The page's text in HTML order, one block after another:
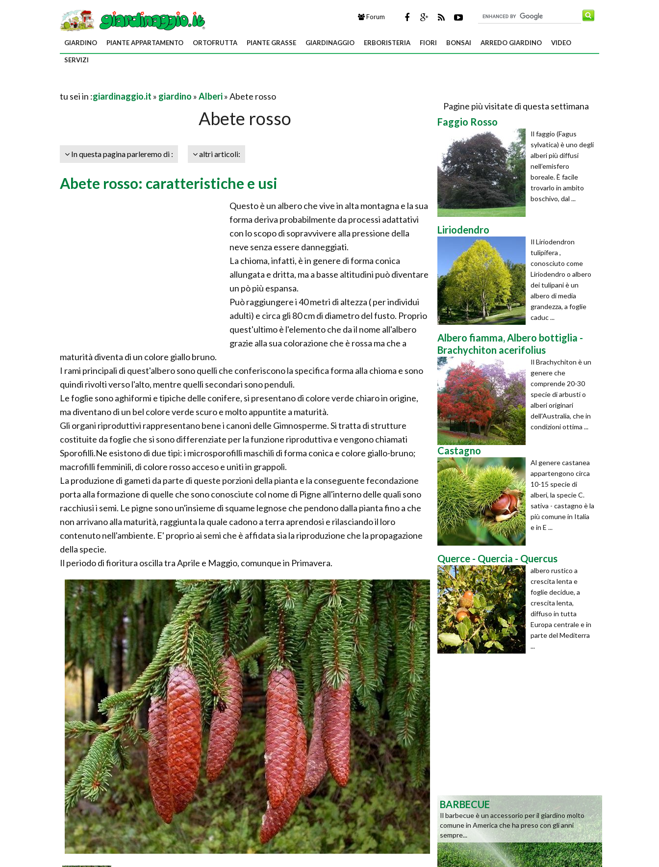
Forum
GIARDINO PIANTE APPARTAMENTO ORTOFRUTTA PIANTE GRASSE GIARDINAGGIO ERBORISTERIA FIORI BONSAI ARREDO GIARDINO VIDEO
SERVIZI
tu sei in :giardinaggio.it » giardino »Alberi» Abete rosso
Abete rosso
In questa pagina parleremo di : altri articoli:
Abete rosso: caratteristiche e usi
Questo è un albero che vive in alta montagna e la sua
forma deriva probabilmente da processi adattativi
con lo scopo di sopravvivere alla pressione della
neve senza essere danneggiati.
La chioma, infatti, è in genere di forma conica
allungata e dritta, ma a basse altitudini può diventare
un pò più espansa.
Può raggiungere i 40 metri di altezza ( per individui
adulti) e circa gli 80 cm di diametro del fusto. Proprio
quest'ultimo è l'elemento che da il nome all'albero
grazie alla sua colorazione che è rossa ma che a
maturità diventa di un colore giallo bruno.
I rami principali di quest'albero sono quelli che conferiscono la specifica forma alla chioma e sono
quindi rivolti verso l'alto, mentre quelli secondari sono penduli.
Le foglie sono aghiformi e tipiche delle conifere, si presentano di colore verde chiaro in origine,
ma diventano di un bel colore verde scuro e molto appuntite a maturità.
Gli organi riproduttivi rappresentano bene i canoni delle Gimnosperme. Si tratta di strutture
costituite da foglie che si sono differenziate per la funzione riproduttiva e vengono chiamati
Sporofilli.Ne esistono di due tipi: i microsporofilli maschili di forma conica e colore giallo-bruno;
macrofilli femminili, di colore rosso acceso e uniti in grappoli.
La produzione di gameti da parte di queste porzioni della pianta e la conseguente fecondazione
porta alla formazione di quelle che sono conosciute col nome di Pigne all'interno delle quali sono
racchiusi i semi. Le pigne sono un'insieme di squame legnose che pendono dalla pianta fino a che
non arrivano alla maturità, raggiunta la quale cadono a terra aprendosi e rilasciando il loro
contenuto nell'ambiente. E' proprio ai semi che è affidata sia la riproduzione che la propagazione
della specie.
Il periodo di fioritura oscilla tra Aprile e Maggio, comunque in Primavera.
Pagine più visitate di questa settimana
Faggio Rosso
Il faggio (Fagus
sylvatica) è uno degli
alberi più diffusi
nell’emisfero
boreale. È facile
trovarlo in ambito
boschivo, dal ...
Liriodendro
Il Liriodendron
tulipifera ,
conosciuto come
Liriodendro o albero
dei tulipani è un
albero di media
grandezza, a foglie
caduc ...
Albero fiamma, Albero bottiglia -
Brachychiton acerifolius
Il Brachychiton è un
genere che
comprende 20-30
specie di arbusti o
alberi originari
dell'Australia, che in
condizioni ottima ...
Castagno
Al genere castanea
appartengono circa
10-15 specie di
alberi, la specie C.
sativa - castagno è la
più comune in Italia
e in E ...
Querce - Quercia - Quercus
albero rustico a
crescita lenta e
foglie decidue, a
crescita lenta,
diffuso in tutta
Europa centrale e in
parte del Mediterra
...
BARBECUE
Il barbecue è un accessorio per il giardino molto
comune in America che ha preso con gli anni
sempre...